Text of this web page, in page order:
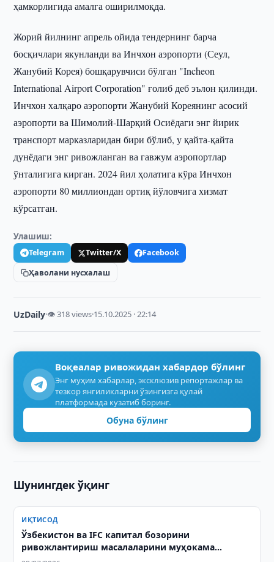
ҳамкорлигида амалга оширилмоқда.
Жорий йилнинг апрель ойида тендернинг барча
босқичлари якунланди ва Инчхон аэропорти (Сеул,
Жанубий Корея) бошқарувчиси бўлган "Incheon
International Airport Corporation" ғолиб деб эълон қилинди.
Инчхон халқаро аэропорти Жанубий Кореянинг асосий
аэропорти ва Шимолий-Шарқий Осиёдаги энг йирик
транспорт марказларидан бири бўлиб, у қайта-қайта
дунёдаги энг ривожланган ва гавжум аэропортлар
ўнталигига кирган. 2024 йил ҳолатига кўра Инчхон
аэропорти 80 миллиондан ортиқ йўловчига хизмат
кўрсатган.
Улашиш:
Telegram Twitter/X
Facebook
Ҳаволани нусхалаш
UzDaily·👁 318 views·15.10.2025 · 22:14
Воқеалар ривожидан хабардор бўлинг
Энг муҳим хабарлар, эксклюзив репортажлар ва
тезкор янгиликларни ўзингизга қулай
платформада кузатиб боринг.
Обуна бўлинг
Шунингдек ўқинг
ИҚТИСОД
Ўзбекистон ва IFC капитал бозорини
ривожлантириш масалаларини муҳокама
қилишди / Сурат: ИЛМА